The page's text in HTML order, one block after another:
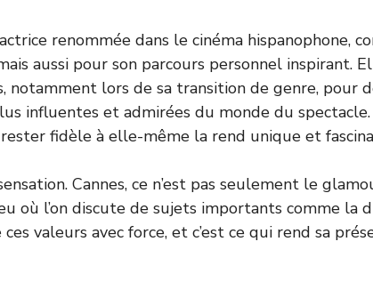
renommée dans le cinéma hispanophone,
aussi pour son parcours personnel inspirant.
notamment lors de sa transition de genre, pour
influentes et admirées du monde du spectacle.
fidèle à elle-même la rend unique et
Cannes, ce n’est pas seulement le
où l’on discute de sujets importants comme la
ces valeurs avec force, et c’est ce qui rend sa